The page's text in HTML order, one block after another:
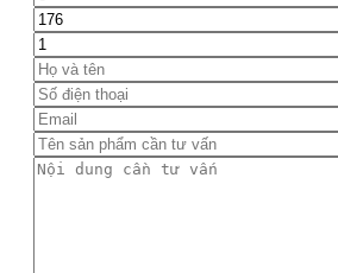
0
Chưa có sản phẩm trong
Tìm kiếm: